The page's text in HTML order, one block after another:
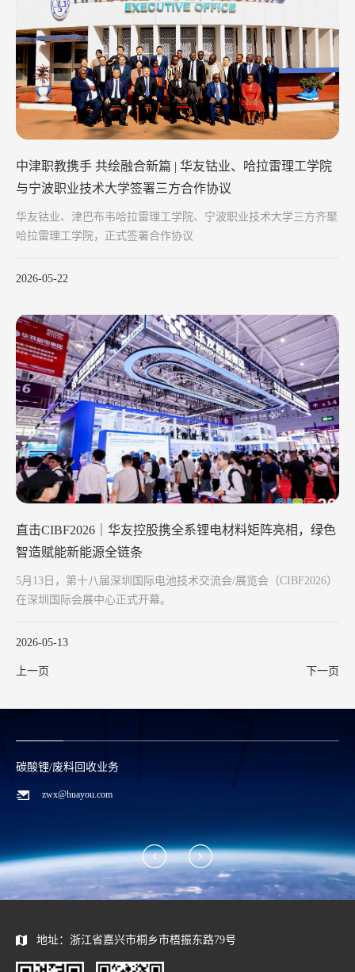
中津职教携手 共绘融合新篇 | 华友钴业、哈拉雷理工学院
与宁波职业技术大学签署三方合作协议
华友钴业、津巴布韦哈拉雷理工学院、宁波职业技术大学三方齐聚
哈拉雷理工学院，正式签署合作协议
2026-05-22
直击CIBF2026｜华友控股携全系锂电材料矩阵亮相，绿色
智造赋能新能源全链条
5月13日，第十八届深圳国际电池技术交流会/展览会（CIBF2026）
在深圳国际会展中心正式开幕。
2026-05-13
上一页 下一页
碳酸锂/废料回收业务
zwx@huayou.com
地址：浙江省嘉兴市桐乡市梧振东路79号